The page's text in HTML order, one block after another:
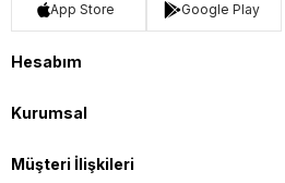
App Store Google Play
Hesabım
Kurumsal
Müşteri İlişkileri